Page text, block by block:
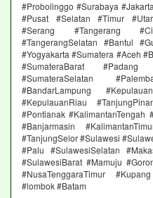
#Probolinggo #Surabaya
#Pusat #Selatan #Timur
#Serang #Tangerang
#TangerangSelatan #Bantul
#Yogyakarta #Sumatera #Aceh
#SumateraBarat
#SumateraSelatan
#BandarLampung
#KepulauanRiau
#Pontianak #KalimantanTengah
#Banjarmasin
#TanjungSelor #Sulawesi
#Palu #SulawesiSelatan
#SulawesiBarat #Mamuju
#NusaTenggaraTimur
#lombok #Batam